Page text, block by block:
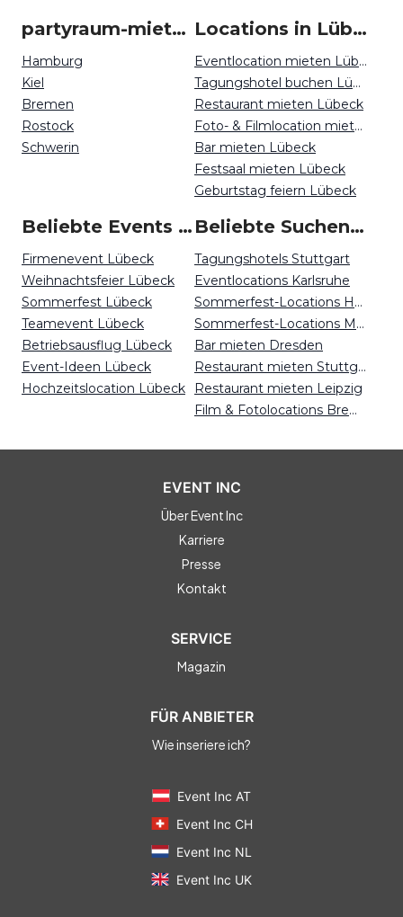
partyraum-mieten um Lübeck
Hamburg
Kiel
Bremen
Rostock
Schwerin
Locations in Lübeck mieten
Eventlocation mieten Lübeck
Tagungshotel buchen Lübeck
Restaurant mieten Lübeck
Foto- & Filmlocation mieten Lübeck
Bar mieten Lübeck
Festsaal mieten Lübeck
Geburtstag feiern Lübeck
Beliebte Events in Lübeck
Firmenevent Lübeck
Weihnachtsfeier Lübeck
Sommerfest Lübeck
Teamevent Lübeck
Betriebsausflug Lübeck
Event-Ideen Lübeck
Hochzeitslocation Lübeck
Beliebte Suchen auf Event Inc
Tagungshotels Stuttgart
Eventlocations Karlsruhe
Sommerfest-Locations Hamburg
Sommerfest-Locations München
Bar mieten Dresden
Restaurant mieten Stuttgart
Restaurant mieten Leipzig
Film & Fotolocations Bremen
EVENT INC
Über Event Inc
Karriere
Presse
Kontakt
SERVICE
Magazin
FÜR ANBIETER
Wie inseriere ich?
Event Inc AT
Event Inc CH
Event Inc NL
Event Inc UK